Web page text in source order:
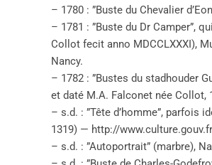
– 1780 : ”Buste du Chevalier
– 1781 : ”Buste du Dr Camper”,
Collot fecit anno MDCCLXXXI),
Nancy.
– 1782 : ”Bustes du stadhouder
et daté M.A. Falconet née Collot,
– s.d. : ”Tête d’homme”, parfois
1319) — http://
– s.d. : ”Autoportrait” (marbre),